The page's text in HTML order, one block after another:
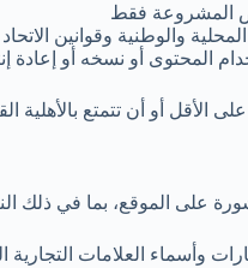
المشروعة فقط
المحلية والوطنية وقوانين
المحتوى أو نسخه أو إعادة
على الموقع، بما في ذلك
وأسماء العلامات